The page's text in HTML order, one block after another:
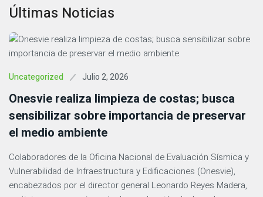
Últimas Noticias
Uncategorized Julio 2, 2026
Onesvie realiza limpieza de costas; busca
sensibilizar sobre importancia de preservar
el medio ambiente
Colaboradores de la Oficina Nacional de Evaluación Sísmica y
Vulnerabilidad de Infraestructura y Edificaciones (Onesvie),
encabezados por el director general Leonardo Reyes Madera,